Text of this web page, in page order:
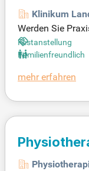
Klinikum
Werden Sie
die praktische
esonderen
ne
Festanstellung
Familienfreundlich
mehr erfahren